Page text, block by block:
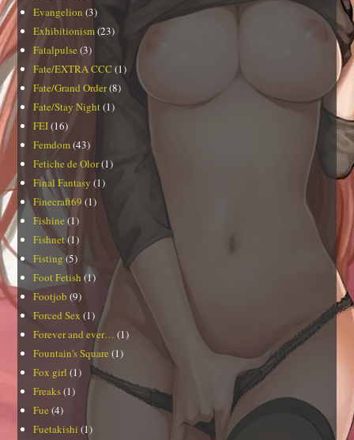
Evangelion (3)
Exhibitionism(23)
Fatalpulse (3)
Fate/EXTRA CCC (1)
Fate/Grand Order(8)
Fate/Stay Night(1)
FEI(16)
Femdom(43)
Fetiche de Olor(1)
Final Fantasy (1)
Finecraft69 (1)
Fishine (1)
Fishnet(1)
Fisting(5)
Foot Fetish (1)
Footjob (9)
Forced Sex (1)
Forever and ever… (1)
Fountain's Square (1)
Fox girl (1)
Freaks(1)
Fue (4)
Fuetakishi (1)